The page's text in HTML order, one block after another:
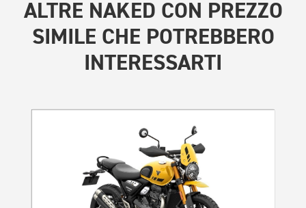
ALTRE NAKED CON PREZZO
SIMILE CHE POTREBBERO
INTERESSARTI